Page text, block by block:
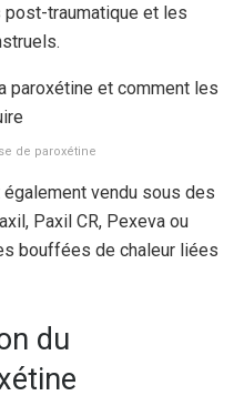
traumatique et les
de paroxétine
vendu sous des
Paxil CR, Pexeva ou
bouffées de chaleur liées
du